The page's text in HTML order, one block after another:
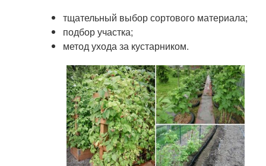
тщательный выбор сортового материала;
подбор участка;
метод ухода за кустарником.